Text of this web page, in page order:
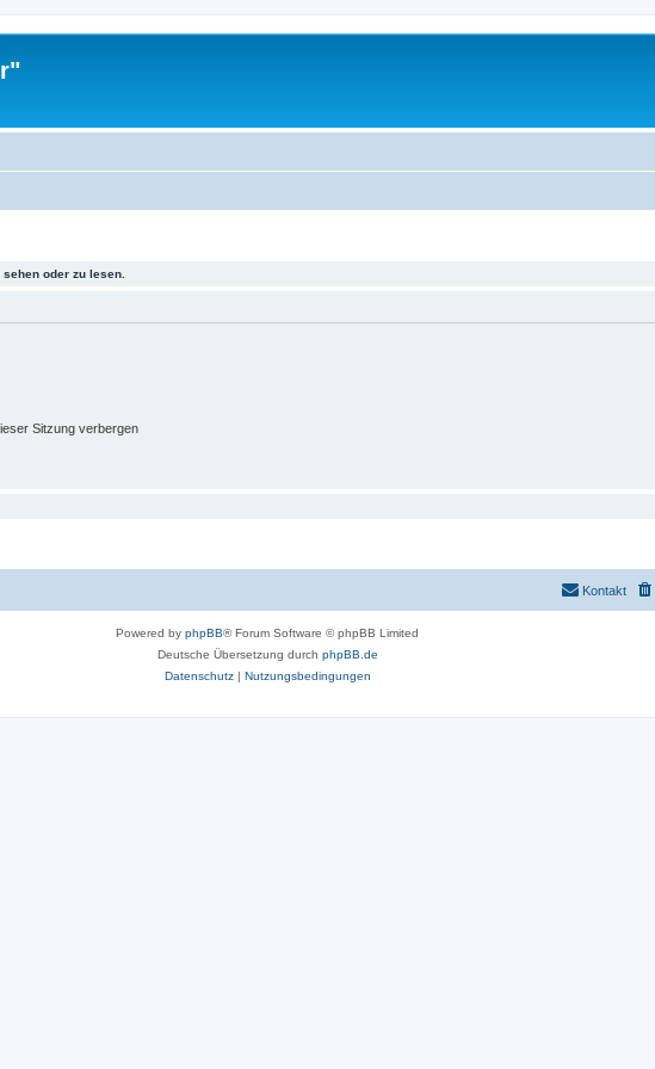
oder zu lesen.
Sitzung verbergen
Kontakt
Powered by phpBB® Forum Software © phpBB Limited
Deutsche Übersetzung durch phpBB.de
Datenschutz| Nutzungsbedingungen